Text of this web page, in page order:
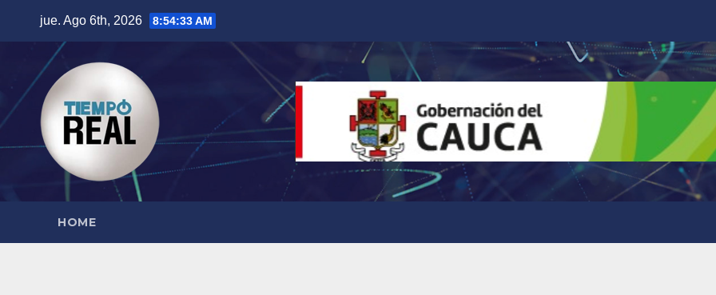
contenido
jue. Ago 6th, 2026 8:54:33 AM
HOME